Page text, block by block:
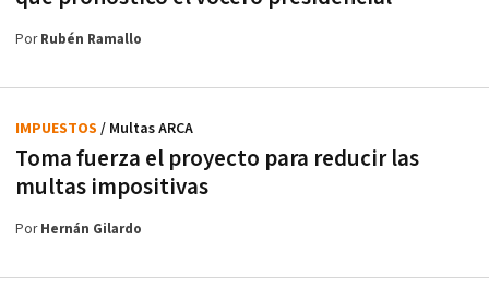
PorRubén Ramallo
Toma fuerza el proyecto para reducir las
multas impositivas
IMPUESTOS / Multas ARCA
PorHernán Gilardo